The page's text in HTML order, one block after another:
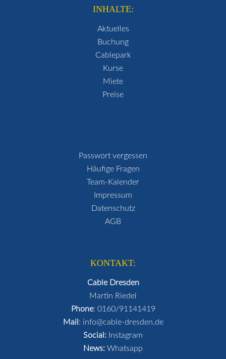
INHALTE:
Aktuelles
Buchung
Cablepark
Kurse
Miete
Preise
Passwort vergessen
Häufige Fragen
Team-Kalender
Impressum
Datenschutz
AGB
KONTAKT:
Cable Dresden
Martin Riedel
Phone: 0160/91141419
Mail : info@cable-dresden.de
Social: Instagram
News: Whatsapp